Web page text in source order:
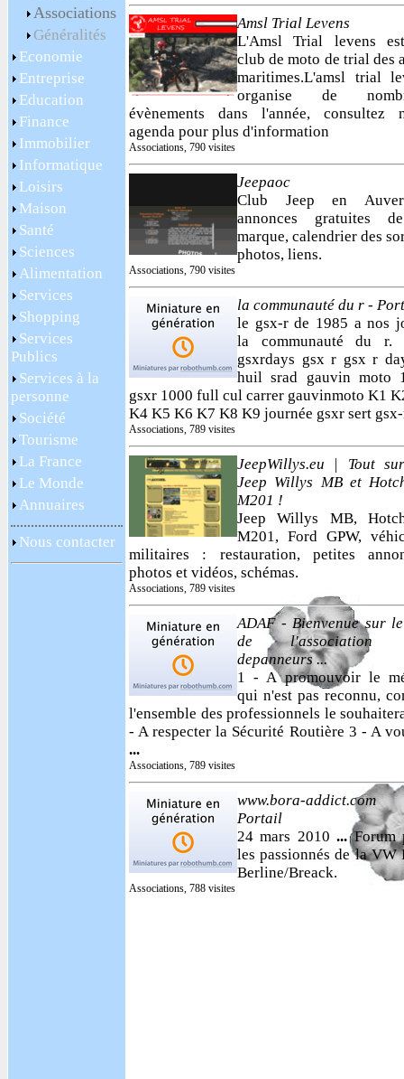
Associations
Généralités
Economie
Entreprise
Education
Finance
Immobilier
Informatique
Loisirs
Maison
Santé
Sciences
Alimentation
Services
Shopping
Services
Publics
Services à la
personne
Société
Tourisme
La France
Le Monde
Annuaires
Nous contacter
Amsl Trial Levens
L'Amsl Trial levens
club de moto de trial des
maritimes.L'amsl trial
organise de
évènements dans l'année, consultez
agenda pour plus d'information
Associations, 790 visites
Jeepaoc
Club Jeep en
annonces gratuites
marque, calendrier des
photos, liens.
Associations, 790 visites
la communauté du r -
le gsx-r de 1985 a nos
la communauté du r.
gsxrdays gsx r gsx r
huil srad gauvin moto
gsxr 1000 full cul carrer gauvinmoto K1
K4 K5 K6 K7 K8 K9 journée gsxr sert
Associations, 789 visites
JeepWillys.eu | Tout
Jeep Willys MB et
M201 !
Jeep Willys MB,
M201, Ford GPW,
militaires : restauration, petites
photos et vidéos, schémas.
Associations, 789 visites
ADAF - Bienvenue sur
de l'association
depanneurs ...
1 - A promouvoir le
qui n'est pas reconnu,
l'ensemble des professionnels le
- A respecter la Sécurité Routière 3 - A
...
Associations, 789 visites
www.bora-
Portail
24 mars 2010...Forum
les passionnés de la VW
Berline/Breack.
Associations, 788 visites